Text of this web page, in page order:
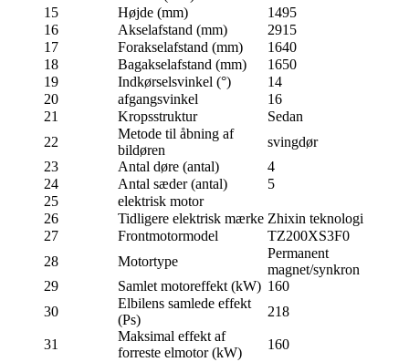
15
Højde (mm)
1495
16
Akselafstand (mm)
2915
17
Forakselafstand (mm)
1640
18
Bagakselafstand (mm)
1650
19
Indkørselsvinkel (°)
14
20
afgangsvinkel
16
21
Kropsstruktur
Sedan
22
Metode til åbning af
bildøren
svingdør
23
Antal døre (antal)
4
24
Antal sæder (antal)
5
25
elektrisk motor
26
Tidligere elektrisk mærke Zhixin teknologi
27
Frontmotormodel
TZ200XS3F0
28
Motortype
Permanent
magnet/synkron
29
Samlet motoreffekt (kW) 160
30
Elbilens samlede effekt
(Ps)
218
31
Maksimal effekt af
forreste elmotor (kW)
160